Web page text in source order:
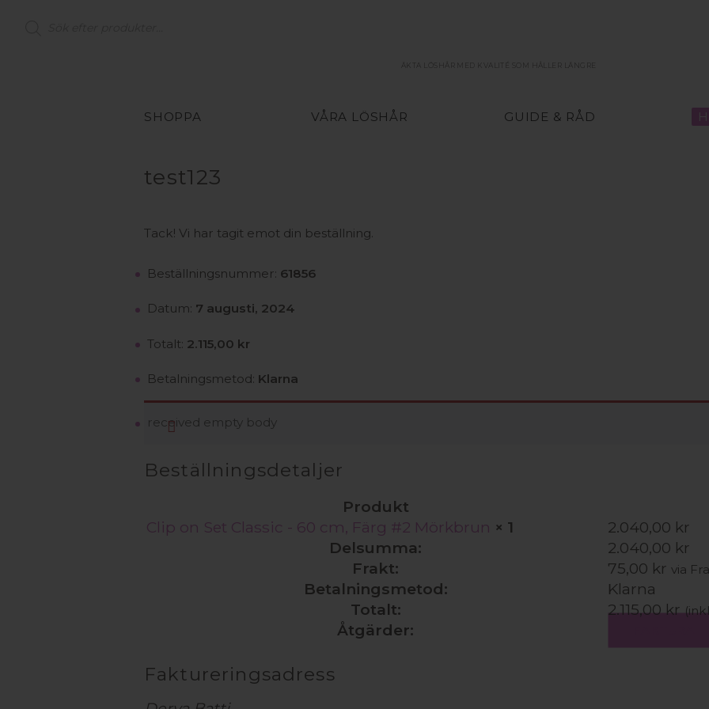
ÄKTA LÖSHÅR MED KVALITÉ SOM HÅLLER LÄNGRE
SHOPPA VÅRA LÖSHÅR GUIDE & RÅD
test123
Tack! Vi har tagit emot din beställning.
Beställningsnummer: 61856
Datum: 7 augusti, 2024
Totalt: 2.115,00 kr
Betalningsmetod: Klarna
received empty body
Beställningsdetaljer
Produkt
Clip on Set Classic - 60 cm, Färg #2 Mörkbrun × 1 2.040,00 kr
Åtgärder:
Delsumma: 2.040,00 kr
Frakt:
75,00 kr via
Betalningsmetod:
Klarna
Totalt:
2.115,00kr
Faktureringsadress